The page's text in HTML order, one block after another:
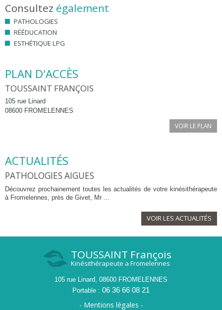
Consultez également
PATHOLOGIES
RÉÉDUCATION
ESTHÉTIQUE LPG
PLAN D'ACCÈS
TOUSSAINT FRANÇOIS
105 rue Linard
08600 FROMELENNES
VOIR LE PLAN
ACTUALITÉS
PATHOLOGIES AIGUES
Découvrez prochainement toutes les actualités de votre kinésithérapeute
à Fromelennes, près de Givet, Mr ...
VOIR LES ACTUALITÉS
TOUSSAINT François
Kinésithérapeute a Fromelennes
105 rue Linard, 08600 FROMELENNES
Portable : 06 36 66 08 21
- Mentions légales -